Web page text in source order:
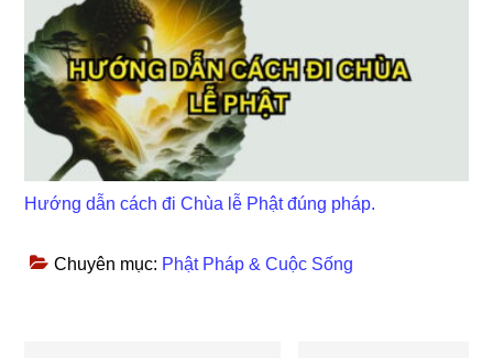
Hướng dẫn cách đi Chùa lễ Phật đúng pháp.
Chuyên mục: Phật Pháp & Cuộc Sống